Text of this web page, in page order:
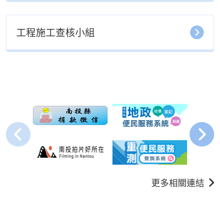
工程施工查核小組
更多相關連結